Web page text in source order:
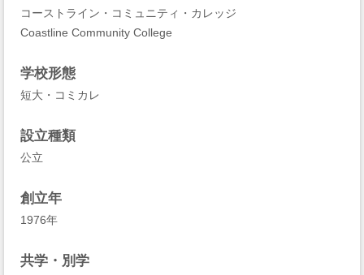
コーストライン・コミュニティ・カレッジ
Coastline Community College
学校形態
短大・コミカレ
設立種類
公立
創立年
1976年
共学・別学